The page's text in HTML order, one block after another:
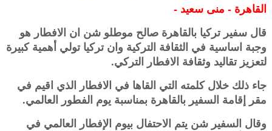
القاهرة - منى سعيد -
قال سفير تركيا بالقاهرة صالح موطلو شن ان الافطار هو
وجبة اساسية في الثقافة التركية وان تركيا تولي أهمية كبيرة
‏لتعزيز تقاليد وثقافة الافطار التركي. ‏
جاء ذلك خلال كلمته التي القاها في الافطار الذي اقيم في
مقر إقامة السفير بالقاهرة بمناسبة يوم الفطور العالمي. ‏
وقال السفير شن يتم الاحتفال بيوم الإفطار العالمي في